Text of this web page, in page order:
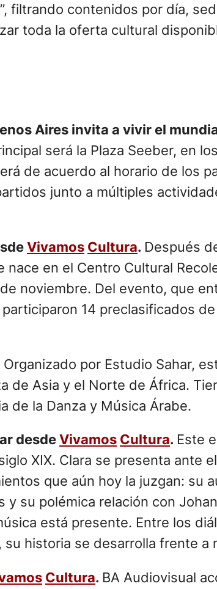
filtrando contenidos por día,
toda la oferta cultural
Aires invita a vivir el
será la Plaza Seeber, en
de acuerdo al horario de los
junto a múltiples
Vivamos Cultura. Después
en el Centro Cultural
noviembre. Del evento, que
14 preclasificados
Organizado por Estudio Sahar,
de Asia y el Norte de África.
de la Danza y Música Árabe.
desdeVivamos Cultura. Este
XIX. Clara se presenta ante
que aún hoy la juzgan: su
su polémica relación con
está presente. Entre los
historia se desarrolla frente a
Cultura. BA Audiovisual